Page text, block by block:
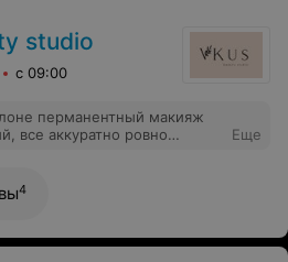
studio
с 09:00
перманентный макияж
все аккуратно ровно
Еще
4